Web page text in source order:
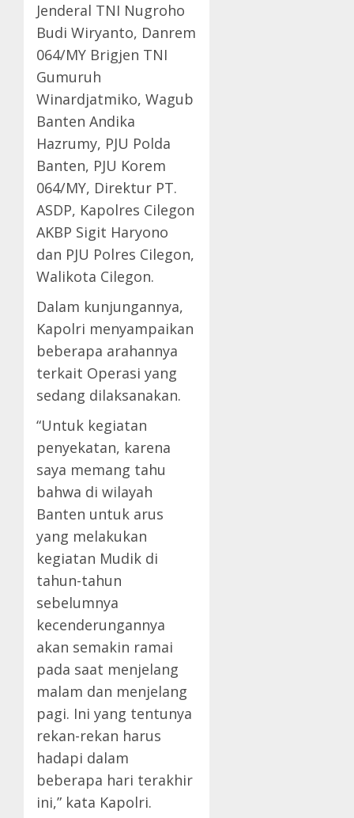
Jenderal TNI Nugroho
Budi Wiryanto, Danrem
064/MY Brigjen TNI
Gumuruh
Winardjatmiko, Wagub
Banten Andika
Hazrumy, PJU Polda
Banten, PJU Korem
064/MY, Direktur PT.
ASDP, Kapolres Cilegon
AKBP Sigit Haryono
dan PJU Polres Cilegon,
Walikota Cilegon.
Dalam kunjungannya,
Kapolri menyampaikan
beberapa arahannya
terkait Operasi yang
sedang dilaksanakan.
“Untuk kegiatan
penyekatan, karena
saya memang tahu
bahwa di wilayah
Banten untuk arus
yang melakukan
kegiatan Mudik di
tahun-tahun
sebelumnya
kecenderungannya
akan semakin ramai
pada saat menjelang
malam dan menjelang
pagi. Ini yang tentunya
rekan-rekan harus
hadapi dalam
beberapa hari terakhir
ini,” kata Kapolri.